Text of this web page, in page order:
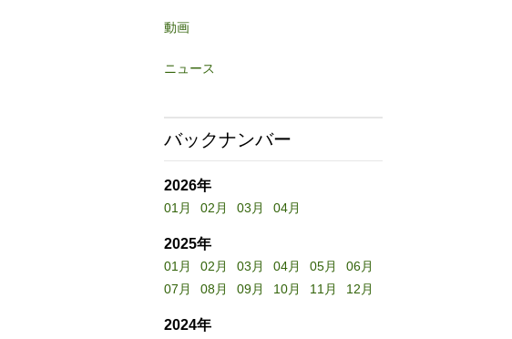
動画
ニュース
バックナンバー
2026年
01月 02月 03月 04月
2025年
01月 02月 03月 04月 05月
06月
07月
08月 09月 10月 11月 12月
2024年